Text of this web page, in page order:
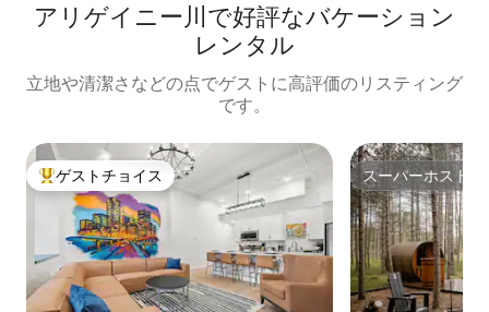
アリゲイニー川で好評なバケーション
レンタル
立地や清潔さなどの点でゲストに高評価のリスティング
です。
大好評のゲストチョイスです。
ゲストチョイス スーパーホスト
スーパーホスト